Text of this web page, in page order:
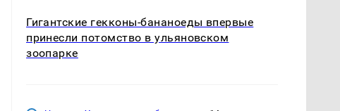
Гигантские гекконы-бананоеды впервые
принесли потомство в ульяновском
зоопарке